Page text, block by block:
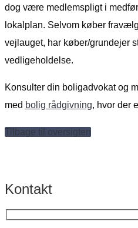
dog være medlemspligt i
lokalplan. Selvom køber
vejlauget, har køber/grundejer
vedligeholdelse.
Konsulter din boligadvokat og
med bolig rådgivning, hvor der
Tilbage til oversigten
Kontakt